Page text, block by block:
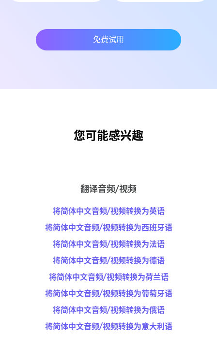
免费试用
您可能感兴趣
翻译音频/视频
将简体中文音频/视频转换为英语
将简体中文音频/视频转换为西班牙语
将简体中文音频/视频转换为法语
将简体中文音频/视频转换为德语
将简体中文音频/视频转换为荷兰语
将简体中文音频/视频转换为葡萄牙语
将简体中文音频/视频转换为俄语
将简体中文音频/视频转换为意大利语